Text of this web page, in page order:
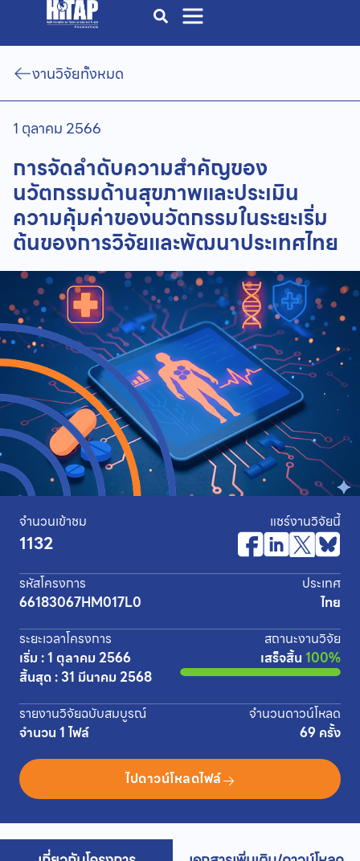
งานวิจัยทั้งหมด
1 ตุลาคม 2566
การจัดลำดับความสำคัญของ
นวัตกรรมด้านสุขภาพและประเมิน
ความคุ้มค่าของนวัตกรรมในระยะเริ่ม
ต้นของการวิจัยและพัฒนาประเทศไทย
จำนวนเข้าชม
1132
แชร์งานวิจัยนี้
รหัสโครงการ
66183067HM017L0
ประเทศ
ไทย
ระยะเวลาโครงการ
เริ่ม : 1 ตุลาคม 2566
สิ้นสุด : 31 มีนาคม 2568
สถานะงานวิจัย
เสร็จสิ้น 100%
รายงานวิจัยฉบับสมบูรณ์
จำนวน 1 ไฟล์
จำนวนดาวน์โหลด
69 ครั้ง
ไปดาวน์โหลดไฟล์